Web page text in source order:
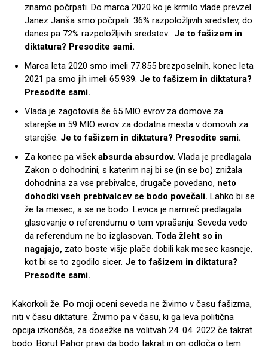
znamo počrpati. Do marca 2020 ko je krmilo vlade prevzel
Janez Janša smo počrpali 36% razpoložljivih sredstev, do
danes pa 72% razpoložljivih sredstev. Je to fašizem in
diktatura? Presodite sami.
Marca leta 2020 smo imeli 77.855 brezposelnih, konec leta
2021 pa smo jih imeli 65.939. Je to fašizem in diktatura?
Presodite sami.
Vlada je zagotovila še 65 MIO evrov za domove za
starejše in 59 MIO evrov za dodatna mesta v domovih za
starejše. Je to fašizem in diktatura? Presodite sami.
Za konec pa višek absurda absurdov. Vlada je predlagala
Zakon o dohodnini, s katerim naj bi se (in se bo) znižala
dohodnina za vse prebivalce, drugače povedano, neto
dohodki vseh prebivalcev se bodo povečali. Lahko bi se
že ta mesec, a se ne bodo. Levica je namreč predlagala
glasovanje o referendumu o tem vprašanju. Seveda vedo
da referendum ne bo izglasovan. Toda žleht so in
nagajajo, zato boste višje plače dobili kak mesec kasneje,
kot bi se to zgodilo sicer. Je to fašizem in diktatura?
Presodite sami.
Kakorkoli že. Po moji oceni seveda ne živimo v času fašizma,
niti v času diktature. Živimo pa v času, ki ga leva politična
opcija izkorišča, za dosežke na volitvah 24. 04. 2022 če takrat
bodo. Borut Pahor pravi da bodo takrat in on odloča o tem.